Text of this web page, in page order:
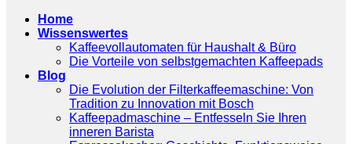
Home
Wissenswertes
Kaffeevollautomaten für Haushalt & Büro
Die Vorteile von selbstgemachten Kaffeepads
Blog
Die Evolution der Filterkaffeemaschine: Von
Tradition zu Innovation mit Bosch
Kaffeepadmaschine – Entfesseln Sie Ihren
inneren Barista